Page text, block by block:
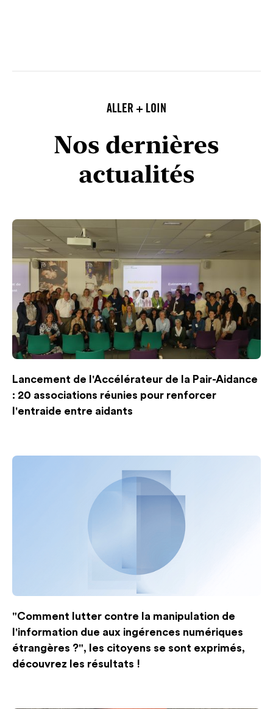
ALLER + LOIN
Nos dernières
actualités
Lancement de l'Accélérateur de la Pair-Aidance
: 20 associations réunies pour renforcer
l'entraide entre aidants
"Comment lutter contre la manipulation de
l'information due aux ingérences numériques
étrangères ?", les citoyens se sont exprimés,
découvrez les résultats !